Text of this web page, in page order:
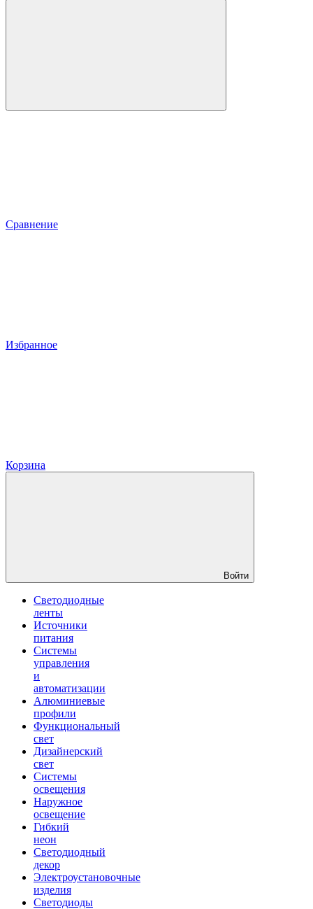
Сравнение
Избранное
Корзина
Войти
Светодиодные
ленты
Источники
питания
Системы
управления
и
автоматизации
Алюминиевые
профили
Функциональный
свет
Дизайнерский
свет
Системы
освещения
Наружное
освещение
Гибкий
неон
Светодиодный
декор
Электроустановочные
изделия
Светодиоды